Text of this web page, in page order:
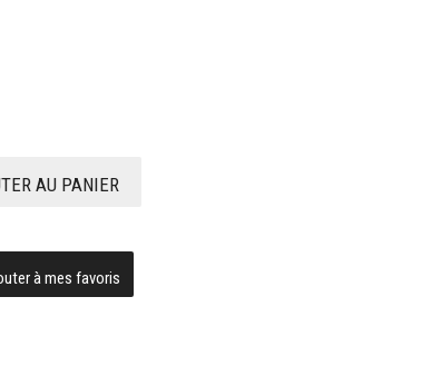
AU PANIER
à mes favoris